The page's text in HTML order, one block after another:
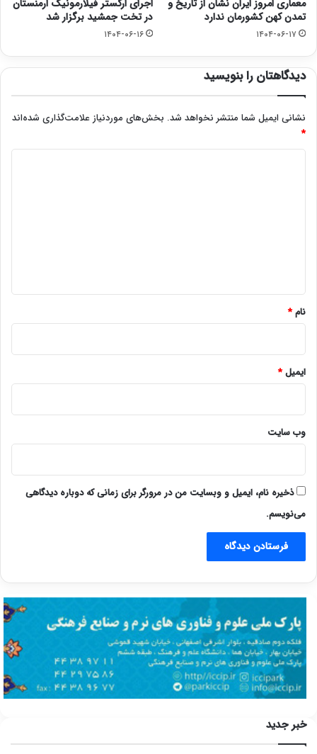
معماری امروز ایران نشان از تاریخ و
تمدن کهن کشورمان ندارد
۱۴۰۴-۰۶-۱۷
اجرای ارکستر فیلارمونیک ارمنستان
در تخت جمشید برگزار شد
۱۴۰۴-۰۶-۱۶
دیدگاهتان را بنویسید
نشانی ایمیل شما منتشر نخواهد شد. بخش‌های موردنیاز علامت‌گذاری شده‌اند
*
نام*
ایمیل*
وب‌ سایت
ذخیره نام، ایمیل و وبسایت من در مرورگر برای زمانی که دوباره دیدگاهی
می‌نویسم.
خبر جدید